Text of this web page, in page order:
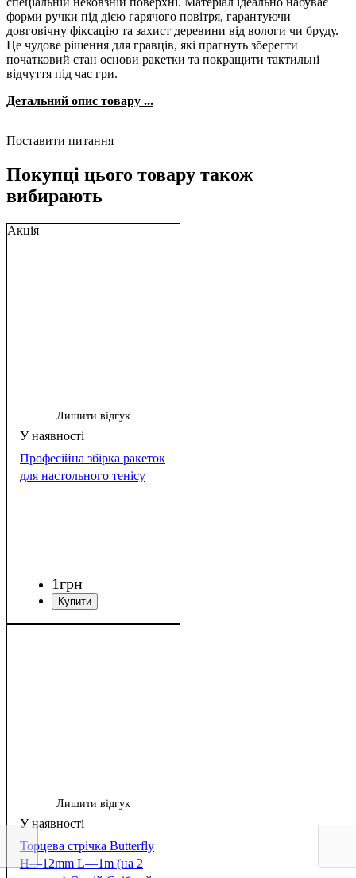
форми ручки під дією гарячого повітря, гарантуючи
довговічну фіксацію та захист деревини від вологи чи бруду.
Це чудове рішення для гравців, які прагнуть зберегти
початковий стан основи ракетки та покращити тактильні
відчуття під час гри.
Детальний опис товару ...
Поставити питання
Покупці цього товару також
вибирають
Акція
Лишити відгук
Професійна збірка ракеток
для настольного тенісу
1грн
Лишити відгук
Торцева стрічка Butterfly
H—12mm L—1m (на 2